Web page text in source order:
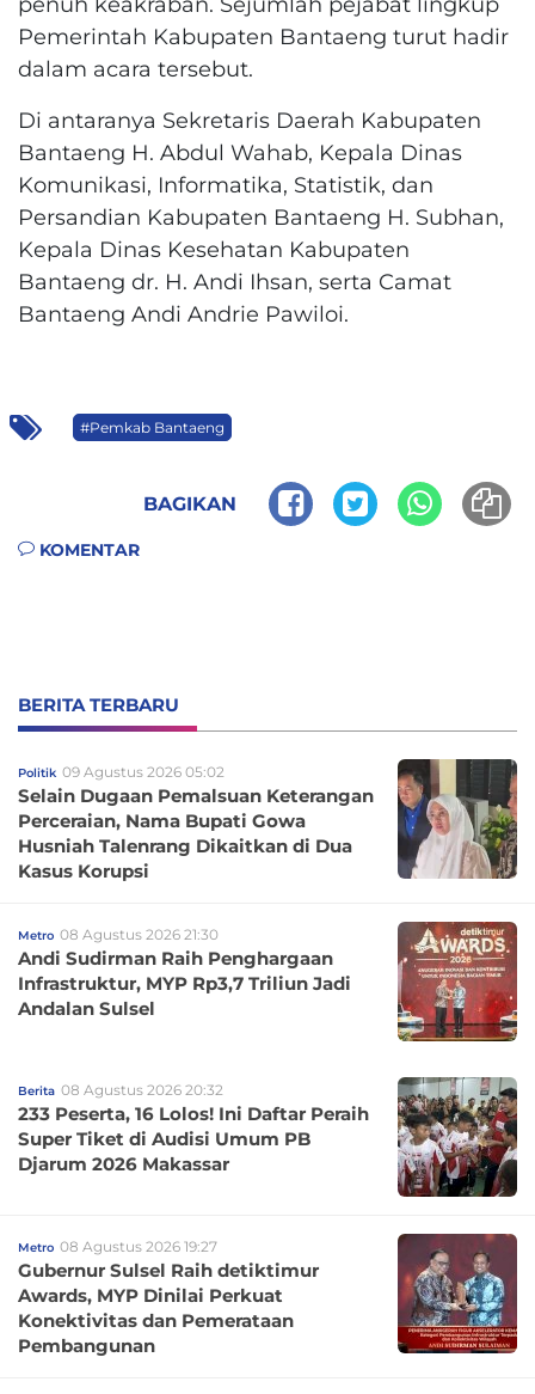
Pemerintah Kabupaten Bantaeng turut hadir
dalam acara tersebut.
Di antaranya Sekretaris Daerah Kabupaten
Bantaeng H. Abdul Wahab, Kepala Dinas
Komunikasi, Informatika, Statistik, dan
Persandian Kabupaten Bantaeng H. Subhan,
Kepala Dinas Kesehatan Kabupaten
Bantaeng dr. H. Andi Ihsan, serta Camat
Bantaeng Andi Andrie Pawiloi.
#Pemkab Bantaeng
BAGIKAN
KOMENTAR
BERITA TERBARU
Politik 09 Agustus 2026 05:02
Selain Dugaan Pemalsuan Keterangan
Perceraian, Nama Bupati Gowa
Husniah Talenrang Dikaitkan di Dua
Kasus Korupsi
Metro 08 Agustus 2026 21:30
Andi Sudirman Raih Penghargaan
Infrastruktur, MYP Rp3,7 Triliun Jadi
Andalan Sulsel
Berita 08 Agustus 2026 20:32
233 Peserta, 16 Lolos! Ini Daftar Peraih
Super Tiket di Audisi Umum PB
Djarum 2026 Makassar
Metro 08 Agustus 2026 19:27
Gubernur Sulsel Raih detiktimur
Awards, MYP Dinilai Perkuat
Konektivitas dan Pemerataan
Pembangunan